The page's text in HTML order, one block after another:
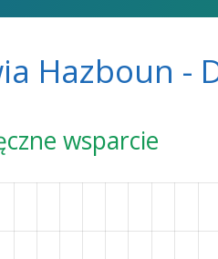
Hazboun -
wsparcie